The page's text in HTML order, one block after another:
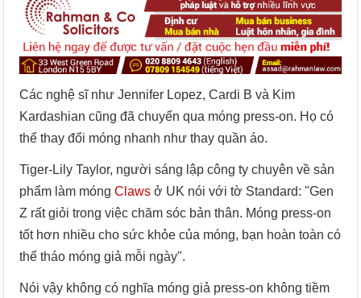
Các nghệ sĩ như Jennifer Lopez, Cardi B và Kim
Kardashian cũng đã chuyển qua móng press-on. Họ có
thể thay đổi móng nhanh như thay quần áo.
Tiger-Lily Taylor, người sáng lập công ty chuyên về sản
phẩm làm móngClaws ở UK nói với tờ Standard: "Gen
Z rất giỏi trong việc chăm sóc bản thân. Móng press-on
tốt hơn nhiều cho sức khỏe của móng, bạn hoàn toàn có
thể tháo móng giả mỗi ngày".
Nói vậy không có nghĩa móng giả press-on không tiềm